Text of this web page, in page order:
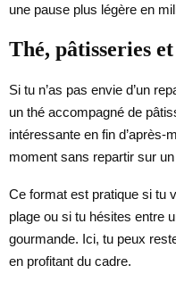
une pause plus légère en
Thé, pâtisseries
Si tu n’as pas envie d’un
un thé accompagné de
intéressante en fin d’après-
moment sans repartir sur
Ce format est pratique si tu
plage ou si tu hésites entre
gourmande. Ici, tu peux
en profitant du cadre.